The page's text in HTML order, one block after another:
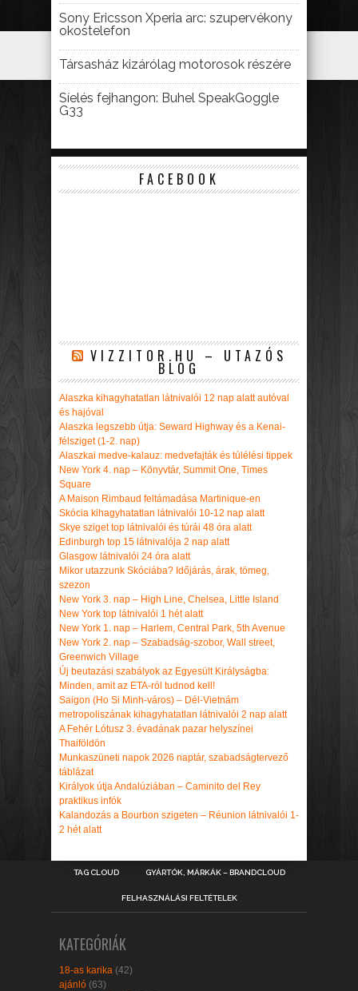
Sony Ericsson Xperia arc: szupervékony
okostelefon
Társasház kizárólag motorosok részére
Síelés fejhangon: Buhel SpeakGoggle
G33
FACEBOOK
VIZZITOR.HU – UTAZÓS
BLOG
Alaszka kihagyhatatlan látnivalói 12 nap alatt autóval
és hajóval
Alaszka legszebb útja: Seward Highway és a Kenai-
félsziget (1-2. nap)
Alaszkai medve-kalauz: medvefajták és túlélési tippek
New York 4. nap – Könyvtár, Summit One, Times
Square
A Maison Rimbaud feltámadása Martinique-en
Skócia kihagyhatatlan látnivalói 10-12 nap alatt
Skye sziget top látnivalói és túrái 48 óra alatt
Edinburgh top 15 látnivalója 2 nap alatt
Glasgow látnivalói 24 óra alatt
Mikor utazzunk Skóciába? Időjárás, árak, tömeg,
szezon
New York 3. nap – High Line, Chelsea, Little Island
New York top látnivalói 1 hét alatt
New York 1. nap – Harlem, Central Park, 5th Avenue
New York 2. nap – Szabadság-szobor, Wall street,
Greenwich Village
Új beutazási szabályok az Egyesült Királyságba:
Minden, amit az ETA-ról tudnod kell!
Saigon (Ho Si Minh-város) – Dél-Vietnám
metropoliszának kihagyhatatlan látnivalói 2 nap alatt
A Fehér Lótusz 3. évadának pazar helyszínei
Thaiföldön
Munkaszüneti napok 2026 naptár, szabadságtervező
táblázat
Királyok útja Andalúziában – Caminito del Rey
praktikus infók
Kalandozás a Bourbon szigeten – Réunion látnivalói 1-
2 hét alatt
TAG CLOUD GYÁRTÓK, MÁRKÁK – BRANDCLOUD
FELHASZNÁLÁSI FELTÉTELEK
KATEGÓRIÁK
18-as karika (42)
ajánló (63)